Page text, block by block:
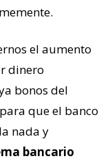
el aumento
dinero
bonos del
que el banco
nada y
bancario